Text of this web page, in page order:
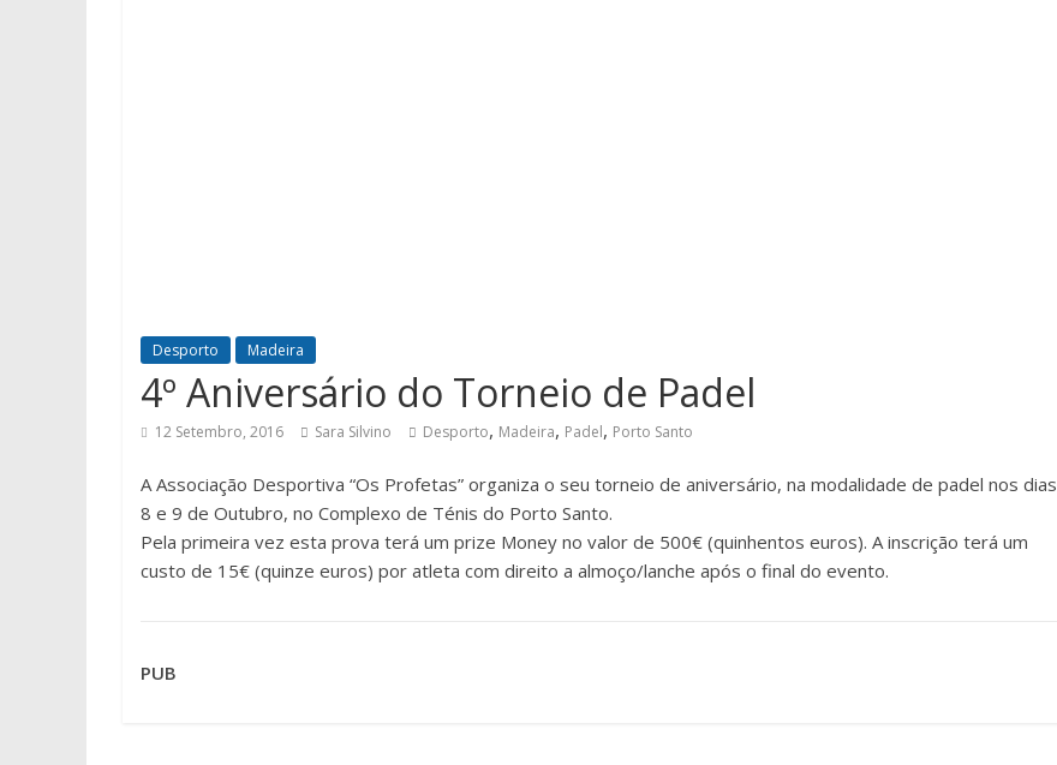
Desporto Madeira
4º Aniversário do Torneio de Padel
12 Setembro, 2016 Sara Silvino Desporto, Madeira, Padel, Porto Santo
A Associação Desportiva “Os Profetas” organiza o seu torneio de aniversário, na modalidade de padel nos dias
8 e 9 de Outubro, no Complexo de Ténis do Porto Santo.
Pela primeira vez esta prova terá um prize Money no valor de 500€ (quinhentos euros). A inscrição terá um
custo de 15€ (quinze euros) por atleta com direito a almoço/lanche após o final do evento.
PUB